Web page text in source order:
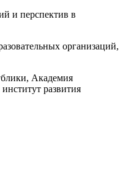
и перспектив в
организаций,
Академия
развития